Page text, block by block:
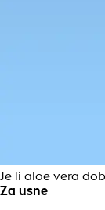
Je li aloe vera
Za usne